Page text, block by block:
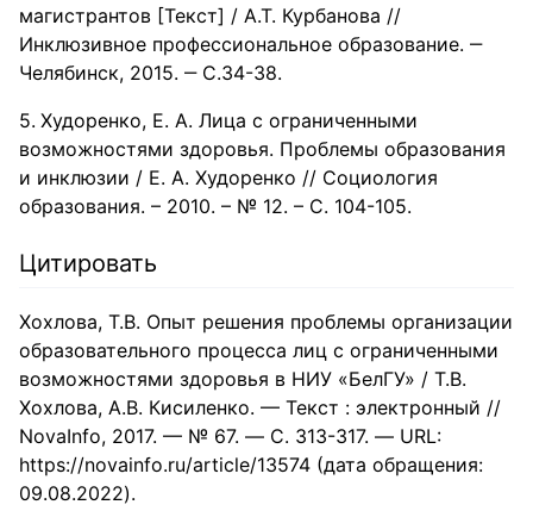
магистрантов [Текст] / А.Т. Курбанова //
Инклюзивное профессиональное образование. ‒
Челябинск, 2015. ‒ С.34-38.
Худоренко, Е. А. Лица с ограниченными
возможностями здоровья. Проблемы образования
и инклюзии / Е. А. Худоренко // Социология
образования. – 2010. – № 12. – С. 104-105.
Цитировать
Хохлова, Т.В. Опыт решения проблемы организации
образовательного процесса лиц с ограниченными
возможностями здоровья в НИУ «БелГУ» / Т.В.
Хохлова, А.В. Кисиленко. — Текст : электронный //
NovaInfo, 2017. — № 67. — С. 313-317. — URL:
https://novainfo.ru/article/13574 (дата обращения:
09.08.2022).